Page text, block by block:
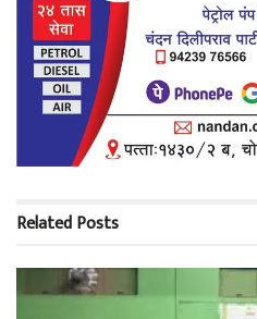
RelatedPosts